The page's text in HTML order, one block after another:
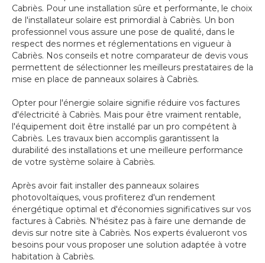
Cabriès. Pour une installation sûre et performante, le choix
de l'installateur solaire est primordial à Cabriès. Un bon
professionnel vous assure une pose de qualité, dans le
respect des normes et réglementations en vigueur à
Cabriès. Nos conseils et notre comparateur de devis vous
permettent de sélectionner les meilleurs prestataires de la
mise en place de panneaux solaires à Cabriès.
Opter pour l'énergie solaire signifie réduire vos factures
d'électricité à Cabriès. Mais pour être vraiment rentable,
l'équipement doit être installé par un pro compétent à
Cabriès. Les travaux bien accomplis garantissent la
durabilité des installations et une meilleure performance
de votre système solaire à Cabriès.
Après avoir fait installer des panneaux solaires
photovoltaïques, vous profiterez d'un rendement
énergétique optimal et d'économies significatives sur vos
factures à Cabriès. N'hésitez pas à faire une demande de
devis sur notre site à Cabriès. Nos experts évalueront vos
besoins pour vous proposer une solution adaptée à votre
habitation à Cabriès.